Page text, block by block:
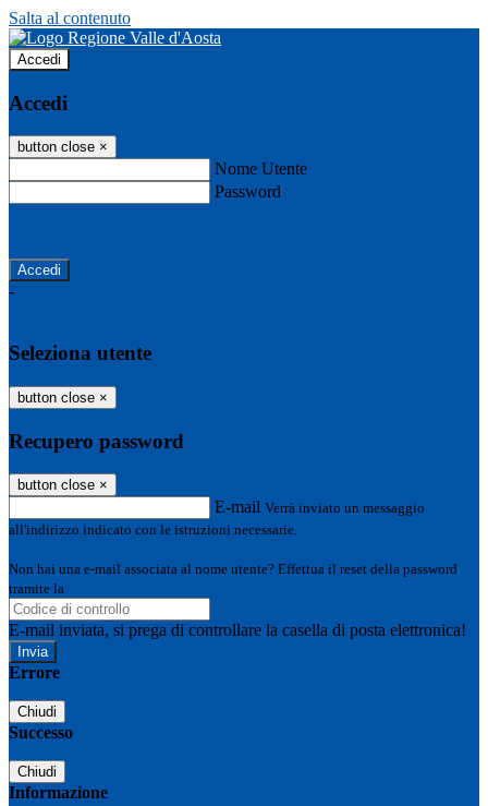
Salta al contenuto
Accedi
Accedi
button close ×
Nome Utente
Password
-
Seleziona utente
button close ×
Recupero password
button close ×
E-mail Verrà inviato un messaggio
all'indirizzo indicato con le istruzioni necessarie.
Non hai una e-mail associata al nome utente? Effettua il reset della password
tramite la
E-mail inviata, si prega di controllare la casella di posta elettronica!
Errore
Chiudi
Successo
Chiudi
Informazione